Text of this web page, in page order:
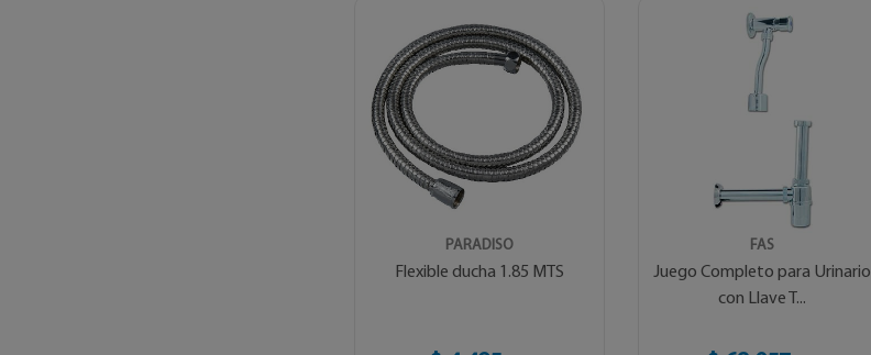
PARADISO
Flexible ducha 1.85 MTS
FAS
Juego Completo para Urinario
con Llave T...